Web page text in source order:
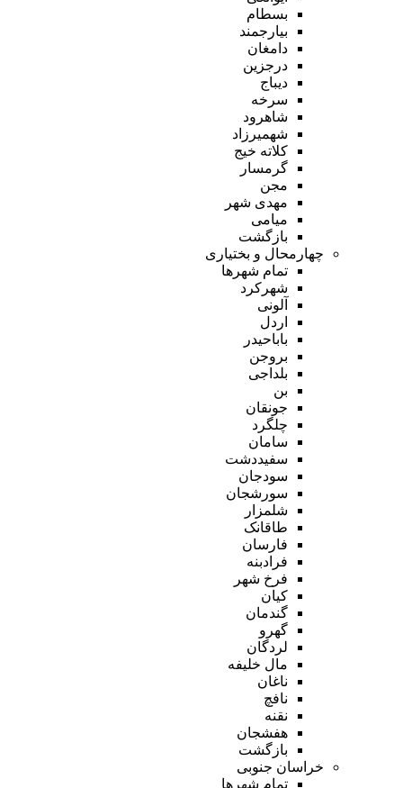
بسطام
بیارجمند
دامغان
درجزین
دیباج
سرخه
شاهرود
شهمیرزاد
کلاته خیج
گرمسار
مجن
مهدی شهر
میامی
بازگشت
چهارمحال و بختیاری
تمام شهر‌ها
شهرکرد
آلونی
اردل
باباحیدر
بروجن
بلداجی
بن
جونقان
چلگرد
سامان
سفیددشت
سودجان
سورشجان
شلمزار
طاقانک
فارسان
فرادبنه
فرخ شهر
کیان
گندمان
گهرو
لردگان
مال خلیفه
ناغان
نافچ
نقنه
هفشجان
بازگشت
خراسان جنوبی
تمام شهر‌ها